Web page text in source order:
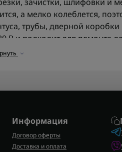
а мелко колеблется,
трубы, дверной коробки
В и подходит для ремонта
он режет и ровняет
работает с тонкими
заготовок лучше смотреть
Информация
Договор оферты
Доставка и оплата